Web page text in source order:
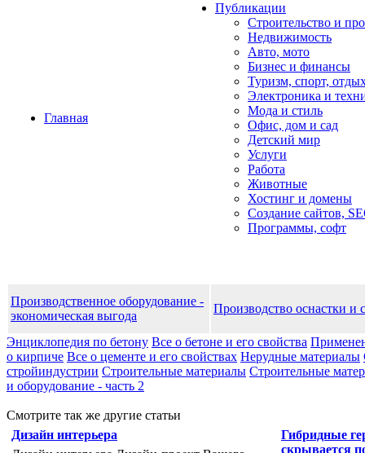
Главная
Публикации
Строительство и
Недвижимость
Авто, мото
Бизнес и финансы
Туризм, спорт,
Электроника и
Мода и стиль
Офис, дом и cад
Детский мир
Услуги
Работа
Животные
Хостинг и домены
Создание сайтов,
Программы, софт
Производственное оборудование -
экономическая выгода
Производство оснастки и
Энциклопедия по бетону Все о бетоне и его свойства
о кирпиче Все о цементе и его свойствах Нерудные материалы
стройиндустрии Строительные материалы Строительные
и оборудование - часть 2
Смотрите так же другие статьи
Дизайн интерьера
Гибридные
скрывается